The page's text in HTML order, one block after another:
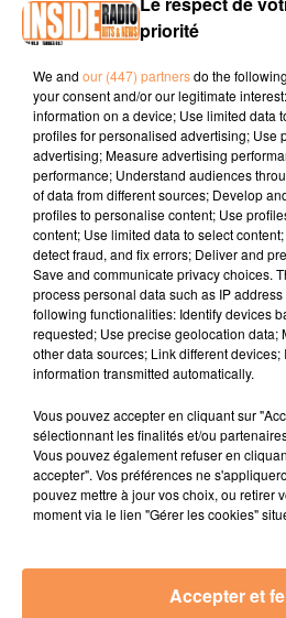
01:37 LA COLOC'
01:47 GROUPE ALTERNANCES
02:00 FRANCE TRAVAIL
02:24 SKOOL N' JOB
02:49 AGROCAMPUS 64
03:14 FRANCE SERVICES
03:29 CREPI PYRENEES
03:42 SPS INSITUT
04:15 CAPARVI
priorité
We and our (447) partnersdo the
your consent and/or our legitimate
information on a device; Use limited data
profiles for personalised advertising; Use
advertising; Measure advertising
performance; Understand audiences
of data from different sources; Develop
profiles to personalise content; Use
content; Use limited data to select
detect fraud, and fix errors; Deliver and
Save and communicate privacy choices.
process personal data such as IP
following functionalities: Identify devices
requested; Use precise geolocation data;
other data sources; Link different
information transmitted automatically.
Vous pouvez accepter en cliquant sur
sélectionnant les finalités et/ou
Vous pouvez également refuser en
accepter". Vos préférences ne
pouvez mettre à jour vos choix, ou retirer
moment via le lien "Gérer les cookies"
Accepter et